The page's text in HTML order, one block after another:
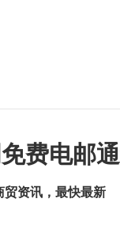
费电邮
贸资讯，最快最新